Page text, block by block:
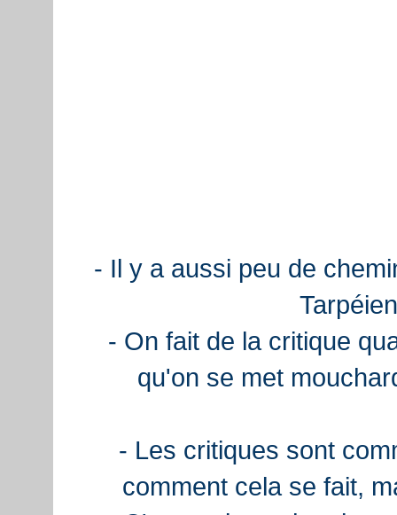
- Il y a aussi peu de
- On fait de la critique
qu'on se met
- Les critiques sont
comment cela se fait,